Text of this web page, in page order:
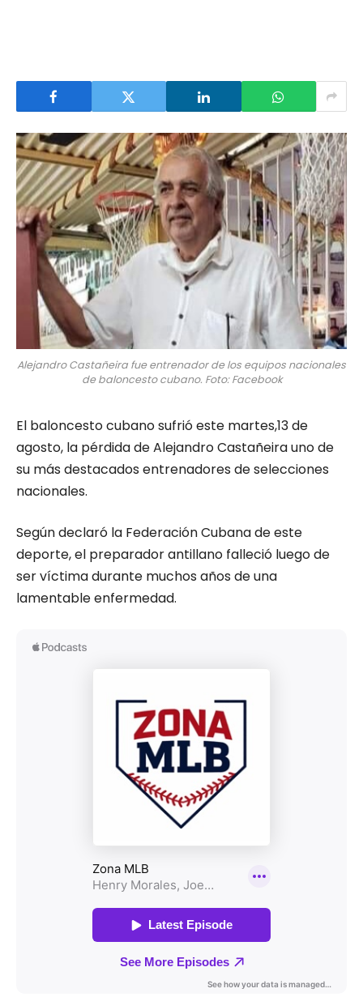
Alejandro Castañeira fue entrenador de los equipos nacionales
de baloncesto cubano. Foto: Facebook
El baloncesto cubano sufrió este martes,13 de
agosto, la pérdida de Alejandro Castañeira uno de
su más destacados entrenadores de selecciones
nacionales.
Según declaró la Federación Cubana de este
deporte, el preparador antillano falleció luego de
ser víctima durante muchos años de una
lamentable enfermedad.